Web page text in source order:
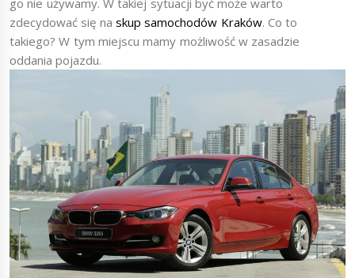
zdecydować się na skup samochodów Kraków. Co to
takiego? W tym miejscu mamy możliwość w zasadzie
oddania pojazdu.